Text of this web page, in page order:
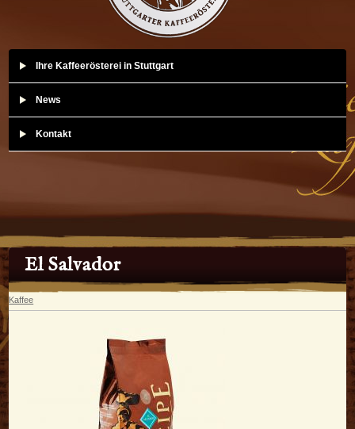
Ihre Kaffeerösterei in Stuttgart
News
Kontakt
El Salvador
Kaffee